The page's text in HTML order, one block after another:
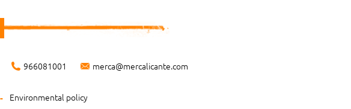
966081001 merca@mercalicante.com
Environmental policy